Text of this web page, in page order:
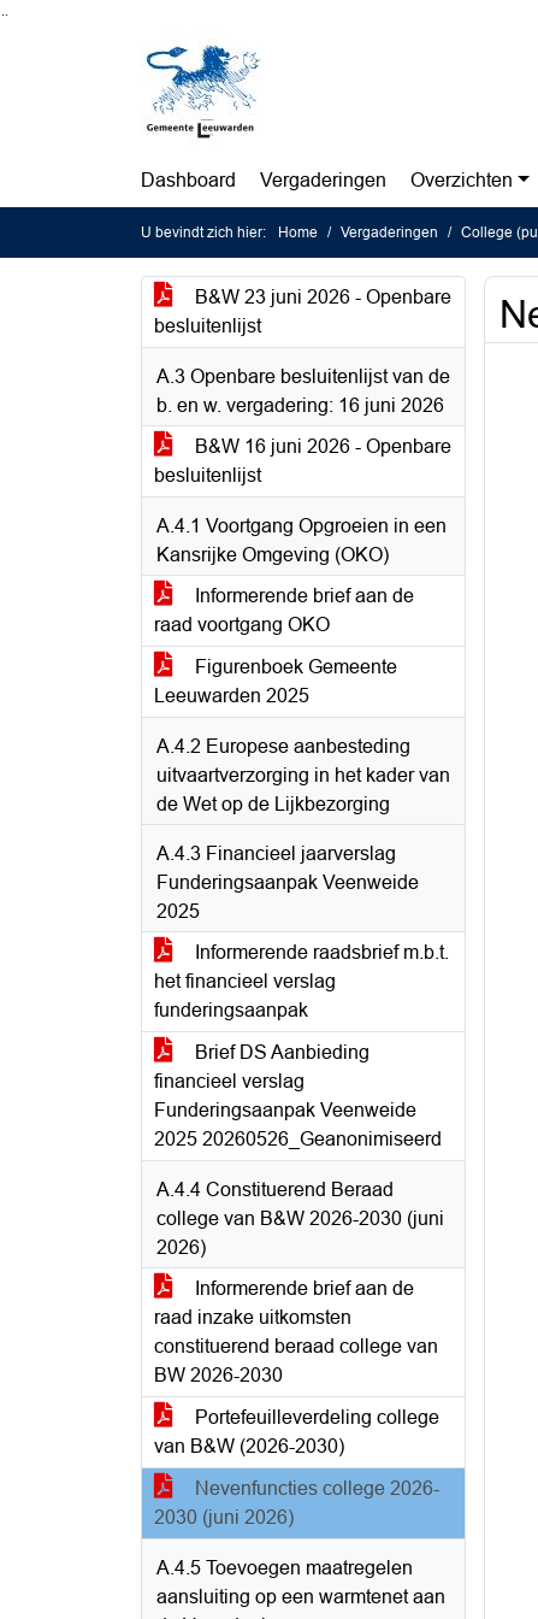
Dashboard Vergaderingen Overzichten
U bevindt zich hier: Home Vergaderingen College
B&W 23 juni 2026 - Openbare
besluitenlijst
A.3 Openbare besluitenlijst van de
b. en w. vergadering: 16 juni 2026
B&W 16 juni 2026 - Openbare
besluitenlijst
A.4.1 Voortgang Opgroeien in een
Kansrijke Omgeving (OKO)
Informerende brief aan de
raad voortgang OKO
Figurenboek Gemeente
Leeuwarden 2025
A.4.2 Europese aanbesteding
uitvaartverzorging in het kader van
de Wet op de Lijkbezorging
A.4.3 Financieel jaarverslag
Funderingsaanpak Veenweide
2025
Informerende raadsbrief m.b.t.
het financieel verslag
funderingsaanpak
Brief DS Aanbieding
financieel verslag
Funderingsaanpak Veenweide
2025 20260526_Geanonimiseerd
A.4.4 Constituerend Beraad
college van B&W 2026-2030 (juni
2026)
Informerende brief aan de
raad inzake uitkomsten
constituerend beraad college van
BW 2026-2030
Portefeuilleverdeling college
van B&W (2026-2030)
Nevenfuncties college 2026-
2030 (juni 2026)
A.4.5 Toevoegen maatregelen
aansluiting op een warmtenet aan